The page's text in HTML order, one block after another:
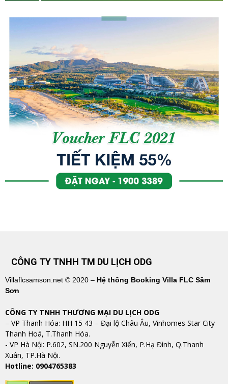
CÔNG TY TNHH TM DU LỊCH ODG
Villaflcsamson.net © 2020 – Hệ thống Booking Villa FLC Sầm
Sơn
CÔNG TY TNHH THƯƠNG MẠI DU LỊCH ODG
– VP Thanh Hóa: HH 15 43 – Đại lộ Châu Âu, Vinhomes Star City
Thanh Hoá, T.Thanh Hóa.
​​​​​​​- VP Hà Nội: P.602, SN.200 Nguyễn Xiển, P.Hạ Đình, Q.Thanh
Xuân, TP.Hà Nội.
Hotline: 0904765383